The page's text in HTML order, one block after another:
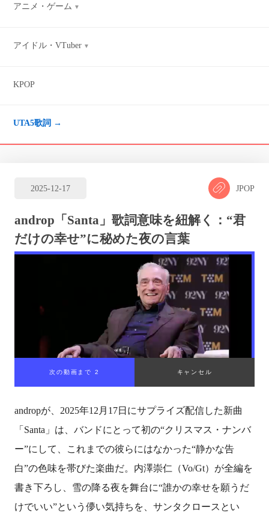
アニメ・ゲーム
アイドル・VTuber
KPOP
UTA5歌詞 →
2025-12-17
androp「Santa」歌詞意味を紐解く：“君
だけの幸せ”に秘めた夜の言葉
JPOP
次の動画まで 1 キャンセル
andropが、2025年12月17日にサプライズ配信した新曲
「Santa」は、バンドにとって初の“クリスマス・ナンバ
ー”にして、これまでの彼らにはなかった“静かな告
白”の色味を帯びた楽曲だ。内澤崇仁（Vo/Gt）が全編を
書き下ろし、雪の降る夜を舞台に“誰かの幸せを願うだ
けでいい”という儚い気持ちを、サンタクロースとい